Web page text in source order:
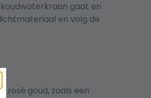
gaat en
en volg de
rosé goud, zoals een